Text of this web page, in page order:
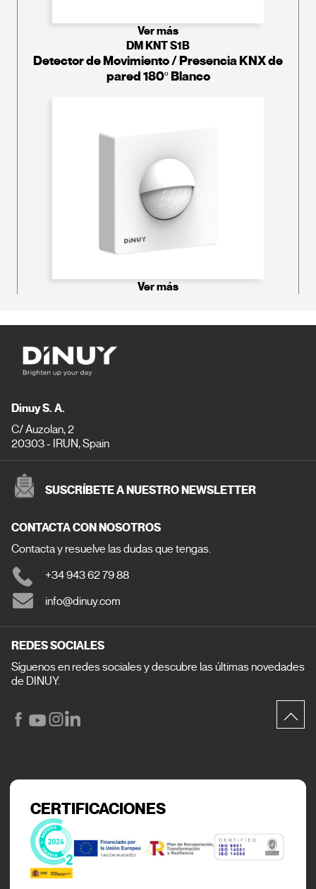
Ver más
DM KNT S1B
Detector de Movimiento / Presencia KNX de
pared 180º Blanco
Ver más
Dinuy S. A.
C/ Auzolan, 2
20303 - IRUN, Spain
SUSCRÍBETE A NUESTRO NEWSLETTER
CONTACTA CON NOSOTROS
Contacta y resuelve las dudas que tengas.
+34 943 62 79 88
info@dinuy.com
REDES SOCIALES
Síguenos en redes sociales y descubre las últimas novedades
de DINUY.
CERTIFICACIONES